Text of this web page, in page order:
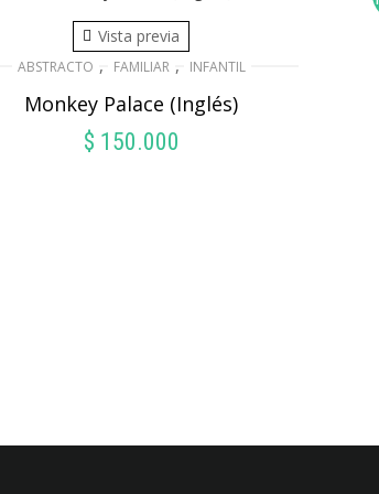
Vista previa
ABSTRACTO , FAMILIAR , INFANTIL
Monkey Palace (Inglés)
$ 150.000